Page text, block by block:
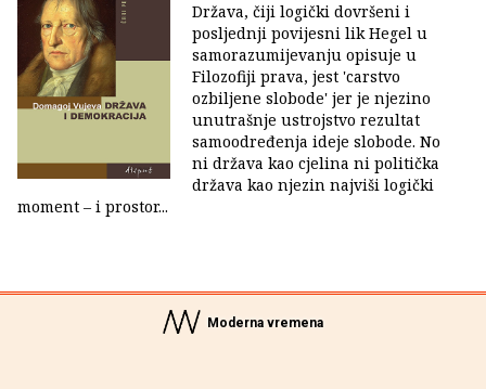
Država, čiji logički dovršeni i
posljednji povijesni lik Hegel u
samorazumijevanju opisuje u
Filozofiji prava, jest 'carstvo
ozbiljene slobode' jer je njezino
unutrašnje ustrojstvo rezultat
samoodređenja ideje slobode. No
ni država kao cjelina ni politička
država kao njezin najviši logički
moment – i prostor...
Moderna vremena